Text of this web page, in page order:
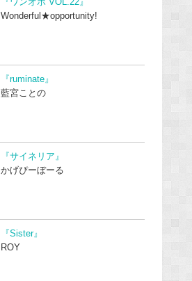
Wonderful★opportunity!
『ruminate』
藍宮ことの
『サイネリア』
かげぴーぼーる
『Sister』
ROY